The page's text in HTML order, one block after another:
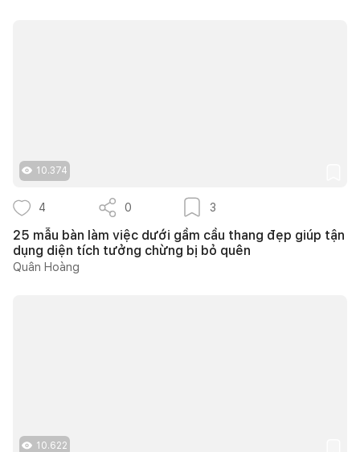
10.374
4 0 3
25 mẫu bàn làm việc dưới gầm cầu thang đẹp giúp tận
dụng diện tích tưởng chừng bị bỏ quên
Quân Hoàng
10.622